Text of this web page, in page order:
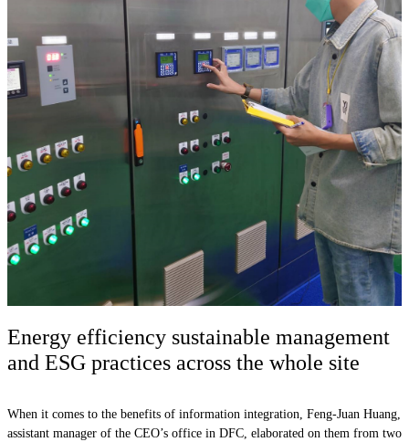
Energy efficiency sustainable management
and ESG practices across the whole site
When it comes to the benefits of information integration, Feng-Juan Huang,
assistant manager of the CEO’s office in DFC, elaborated on them from two